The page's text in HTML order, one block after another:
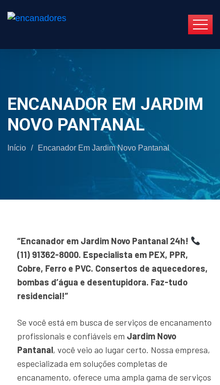
ENCANADOR EM JARDIM
NOVO PANTANAL
Início / Encanador Em Jardim Novo Pantanal
“Encanador em Jardim Novo Pantanal 24h!
(11) 91362-8000. Especialista em PEX, PPR,
Cobre, Ferro e PVC. Consertos de aquecedores,
bombas d’água e desentupidora. Faz-tudo
residencial!”
Se você está em busca de serviços de encanamento
profissionais e confiáveis em Jardim Novo
Pantanal, você veio ao lugar certo. Nossa empresa,
especializada em soluções completas de
encanamento, oferece uma ampla gama de serviços